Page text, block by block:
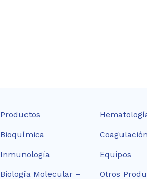
Productos
Bioquímica
Inmunología
Biología Molecular –
Coagulación
Equipos
Otros